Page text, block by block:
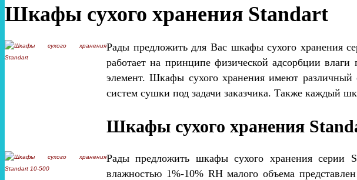
Шкафы сухого хранения Standart
Рады предложить для Вас шкафы сухого хранения
работает на принципе физической адсорбции
элемент. Шкафы сухого хранения имеют
систем сушки под задачи заказчика. Также каждый
Шкафы сухого хранения
Рады предложить шкафы сухого хранения серии
влажностью 1%-10% RH малого объема